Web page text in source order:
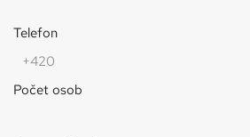
Telefon
Počet osob